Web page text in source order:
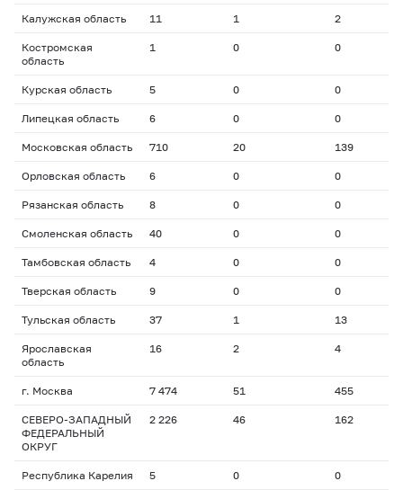
Калужская область 11 1 2
Костромская
область
1 0 0
Курская область 5 0 0
Липецкая область 6 0 0
Московская область 710 20 139
Орловская область 6 0 0
Рязанская область 8 0 0
Смоленская область 40 0 0
Тамбовская область 4 0 0
Тверская область 9 0 0
Тульская область 37 1 13
Ярославская
область
16 2 4
г. Москва 7 474 51 455
СЕВЕРО-ЗАПАДНЫЙ
ФЕДЕРАЛЬНЫЙ
ОКРУГ
2 226 46 162
Республика Карелия 5 0 0